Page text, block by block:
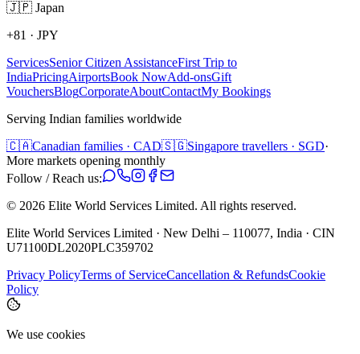
🇯🇵 Japan
+81 · JPY
ServicesSenior Citizen AssistanceFirst Trip to
IndiaPricingAirportsBook NowAdd-onsGift
VouchersBlogCorporateAboutContactMy Bookings
Serving Indian families worldwide
🇨🇦Canadian families · CAD🇸🇬Singapore travellers · SGD·
More markets opening monthly
Follow / Reach us:
© 2026 Elite World Services Limited. All rights reserved.
Elite World Services Limited · New Delhi – 110077, India · CIN
U71100DL2020PLC359702
Privacy PolicyTerms of ServiceCancellation & RefundsCookie
Policy
We use cookies